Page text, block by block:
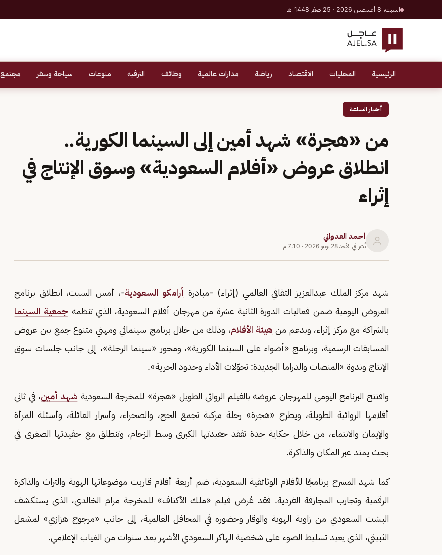
السبت، 8 أغسطس 2026 · 25 صفر 1448 هـ
الرئيسية المحليات الاقتصاد رياضة مدارات عالمية وظائف الترفيه منوعات سياحة وسفر مجتمع
أخبار الساعة
من «هجرة» شهد أمين إلى السينما الكورية..
انطلاق عروض «أفلام السعودية» وسوق الإنتاج في
إثراء
أحمد العدواني
نُشر في الأحد 28 يونيو 2026 · 7:10 م
شهد مركز الملك عبدالعزيز الثقافي العالمي (إثراء) -مبادرة أرامكو السعودية-، أمس السبت، انطلاق برنامج
العروض اليومية ضمن فعاليات الدورة الثانية عشرة من مهرجان أفلام السعودية، الذي تنظمه جمعية السينما
بالشراكة مع مركز إثراء، وبدعم من هيئة الأفلام، وذلك من خلال برنامج سينمائي ومهني متنوع جمع بين عروض
المسابقات الرسمية، وبرنامج «أضواء على السينما الكورية»، ومحور «سينما الرحلة»، إلى جانب جلسات سوق
الإنتاج وندوة «المنصات والدراما الجديدة: تحوّلات الأداء وحدود الحرية».
وافتتح البرنامج اليومي للمهرجان عروضه بالفيلم الروائي الطويل «هجرة» للمخرجة السعودية شهد أمين، في ثاني
أفلامها الروائية الطويلة، ويطرح «هجرة» رحلة مركبة تجمع الحج، والصحراء، وأسرار العائلة، وأسئلة المرأة
والإيمان والانتماء، من خلال حكاية جدة تفقد حفيدتها الكبرى وسط الزحام، وتنطلق مع حفيدتها الصغرى في
بحث يمتد عبر المكان والذاكرة.
كما شهد المسرح برنامجًا للأفلام الوثائقية السعودية، ضم أربعة أفلام قاربت موضوعاتها الهوية والتراث والذاكرة
الرقمية وتجارب المجازفة الفردية. فقد عُرض فيلم «ملك الأكتاف» للمخرجة مرام الخالدي، الذي يستكشف
البشت السعودي من زاوية الهوية والوقار وحضوره في المحافل العالمية، إلى جانب «مرجوج هزازي» لمشعل
الثبيتي، الذي يعيد تسليط الضوء على شخصية الهاكر السعودي الأشهر بعد سنوات من الغياب الإعلامي.